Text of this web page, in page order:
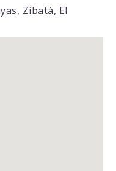
Zibatá, El